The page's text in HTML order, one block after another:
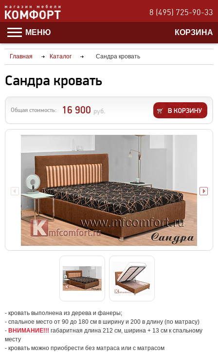
8 (495) 725-90-33
МЕНЮ КОРЗИНА
Главная Каталог Сандра кровать
Сандра кровать
Общая стоимость: 16 900 руб.
- кровать выполнена из дерева и фанеры;
- спальное место от 90 до 180 см в ширину и 200 в длину (по матрасу)
- ВНИМАНИЕ!!! габаритная длина 212 см, ширина + 13 см к спальному
месту
- кровать можно приобрести без матраса или с матрасом